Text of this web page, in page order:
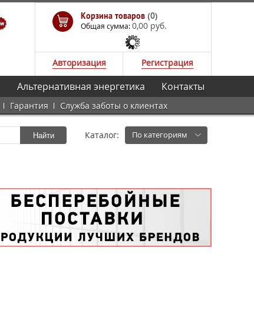
Корзина товаров (0)
Общая сумма:0,00 руб.
Авторизация Регистрация
Гарантия Служба заботы о клиентах
Альтернативная энергетика Контакты
Найти Каталог: По категориям